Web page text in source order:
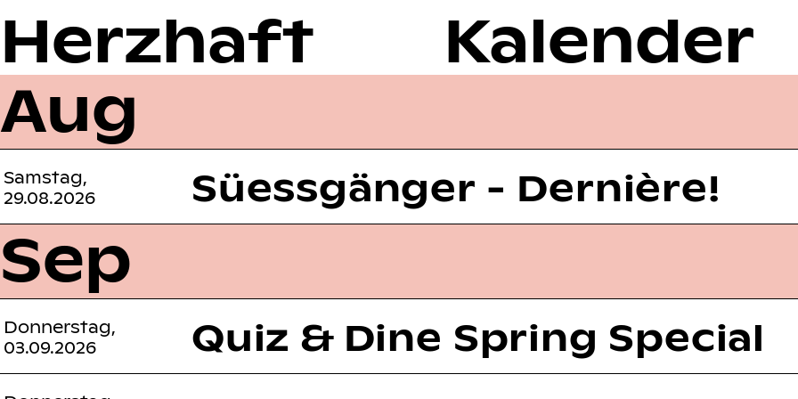
Herzhaft
Kalender
Aug
Samstag,
29.08.2026
Süessgänger - Dernière!
Sep
Donnerstag,
03.09.2026
Quiz & Dine Spring Special